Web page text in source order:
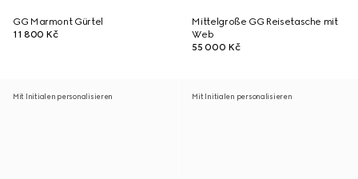
GG Marmont Gürtel
11 800 Kč
Mittelgroße GG Reisetasche mit
Web
55 000 Kč
Mit Initialen personalisieren Mit Initialen personalisieren